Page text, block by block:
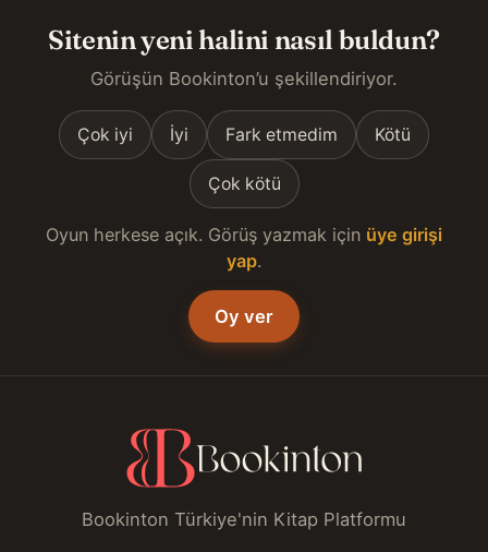
Sitenin yeni halini nasıl buldun?
Görüşün Bookinton’u şekillendiriyor.
Çok iyi İyi Fark etmedim Kötü
Çok kötü
Oyun herkese açık. Görüş yazmak için üye girişi
yap.
Oy ver
Bookinton Türkiye'nin Kitap Platformu